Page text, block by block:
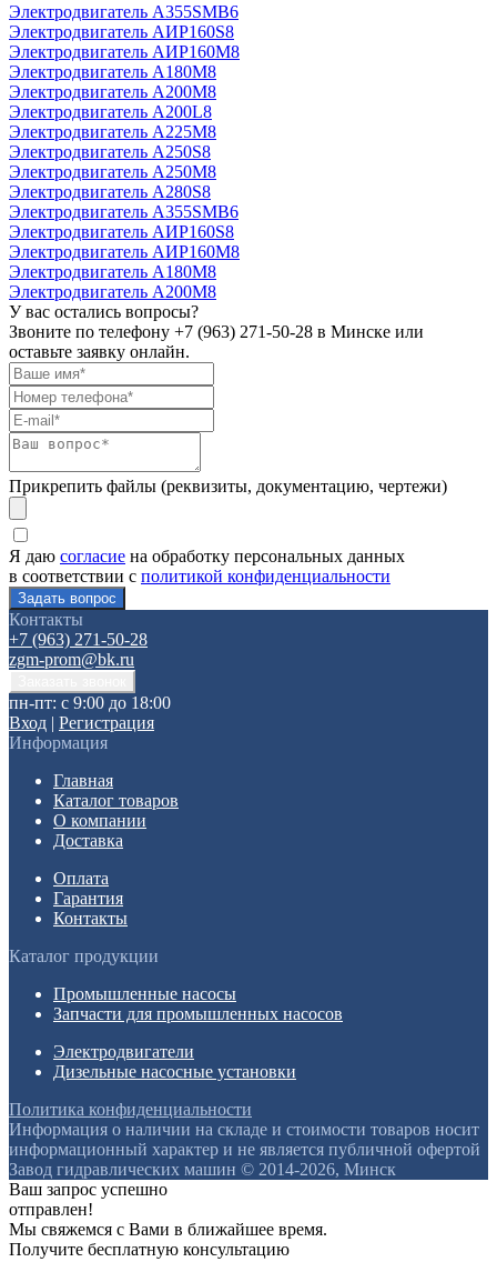
Электродвигатель А355SМВ6
Электродвигатель АИР160S8
Электродвигатель АИР160М8
Электродвигатель А180М8
Электродвигатель А200М8
Электродвигатель А200L8
Электродвигатель А225М8
Электродвигатель А250S8
Электродвигатель А250М8
Электродвигатель А280S8
Электродвигатель А355SМВ6
Электродвигатель АИР160S8
Электродвигатель АИР160М8
Электродвигатель А180М8
Электродвигатель А200М8
У вас остались вопросы?
Звоните по телефону +7 (963) 271-50-28 в Минске или
оставьте заявку онлайн.
Прикрепить файлы (реквизиты, документацию, чертежи)
Я даю согласие на обработку персональных данных
в соответствии с политикой конфиденциальности
Контакты
+7 (963) 271-50-28
zgm-prom@bk.ru
пн-пт: с 9:00 до 18:00
Вход | Регистрация
Информация
Главная
Каталог товаров
О компании
Доставка
Оплата
Гарантия
Контакты
Каталог продукции
Промышленные насосы
Запчасти для промышленных насосов
Электродвигатели
Дизельные насосные установки
Политика конфиденциальности
Информация о наличии на складе и стоимости товаров носит
информационный характер и не является публичной офертой
Завод гидравлических машин © 2014-2026, Минск
Ваш запрос успешно
отправлен!
Мы свяжемся с Вами в ближайшее время.
Получите бесплатную консультацию